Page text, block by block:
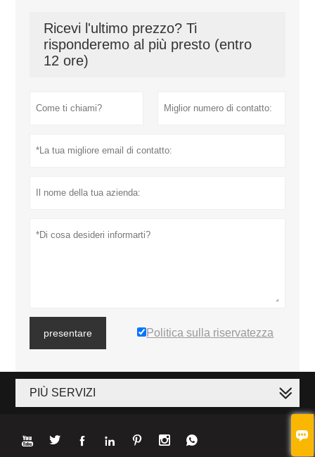

Ricevi l'ultimo prezzo? Ti
risponderemo al più presto (entro
12 ore)
presentare Politica sulla riservatezza
PIÙ SERVIZI
      